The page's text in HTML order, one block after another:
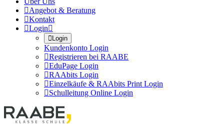
Angebot & Beratung
Kontakt
Login
Login
Kundenkonto Login
Registrieren bei RAABE
EduPage Login
RAAbits Login
Einzelkäufe & RAAbits Print Login
Schulleitung Online Login